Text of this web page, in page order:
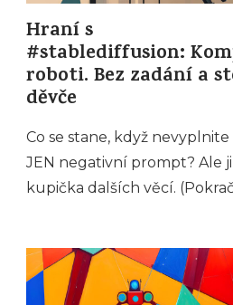
Hraní s
#stablediffusion:
roboti. Bez zadání a
děvče
Co se stane, když
JEN negativní prompt? Ale
kupička dalších věcí.